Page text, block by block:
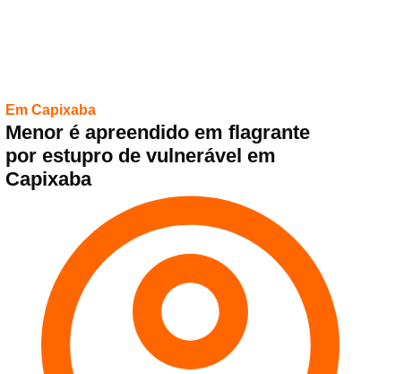
Em Capixaba
Menor é apreendido em flagrante
por estupro de vulnerável em
Capixaba